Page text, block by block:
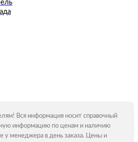
Вся информация носит справочный
информацию по ценам и наличию
у менеджера в день заказа. Цены и